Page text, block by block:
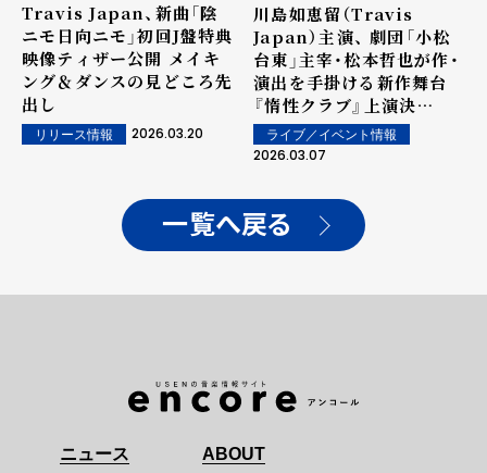
Travis Japan、新曲「陰
ニモ日向ニモ」初回J盤特典
映像ティザー公開 メイキ
ング＆ダンスの見どころ先
出し
リリース情報 2026.03.20
川島如恵留（Travis
Japan）主演、 劇団「⼩松
台東」主宰・松本哲也が作・
演出を⼿掛ける新作舞台
『惰性クラブ』上演決
定︕︕
ライブ／イベント情報
2026.03.07
一覧へ戻る
ニュース ABOUT